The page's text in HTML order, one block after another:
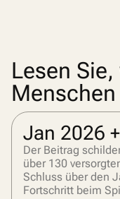
Lesen
Jan 2026
Der Beitrag
über 130
Schluss über den
Fortschritt beim